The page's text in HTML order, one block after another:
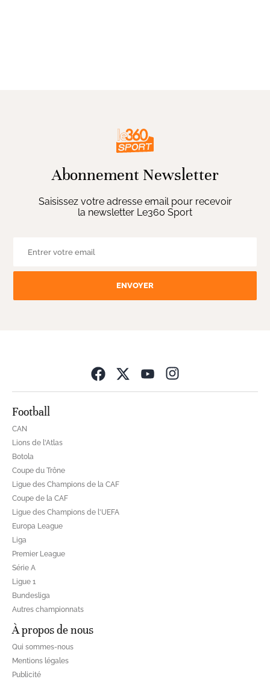
Abonnement Newsletter
Saisissez votre adresse email pour recevoir
la newsletter Le360 Sport
ENVOYER
Football
CAN
Lions de l'Atlas
Botola
Coupe du Trône
Ligue des Champions de la CAF
Coupe de la CAF
Ligue des Champions de l'UEFA
Europa League
Liga
Premier League
Série A
Ligue 1
Bundesliga
Autres championnats
À propos de nous
Qui sommes-nous
Mentions légales
Publicité